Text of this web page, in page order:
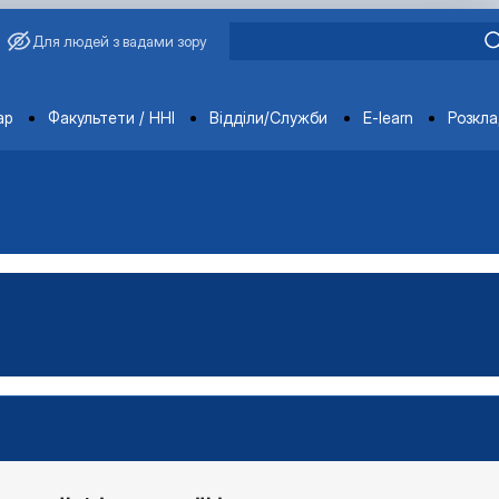
Для людей з вадами зору
Факультети / ННІ Відділи/Служби E-learn